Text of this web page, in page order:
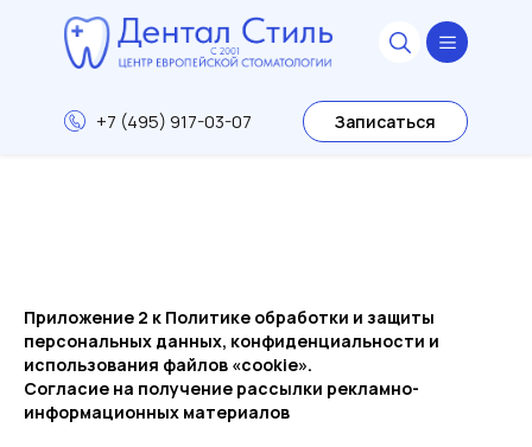
+7 (495) 917-03-07 Записаться
Приложение 2 к Политике обработки и защиты
персональных данных, конфиденциальности и
использования файлов «cookie».
Согласие на получение рассылки рекламно-
информационных материалов